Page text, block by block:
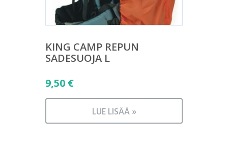
KING CAMP REPUN
SADESUOJA L
9,50 €
LUE LISÄÄ »